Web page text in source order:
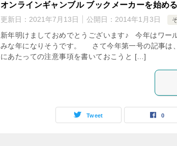
オンラインギャンブル ブックメーカーを始め
更新日： 2021年7月13日 公開日： 2014年1月3日
新年明けましておめでとうございます♪ 今年はワー
みな年になりそうです。 さて今年第一号の記事は
にあたっての注意事項を書いておこうと […]
Tweet 0